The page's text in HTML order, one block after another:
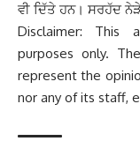
ਵੀ ਦਿੱਤੇ ਹਨ। ਸਰਹੱਦ
Disclaimer: This
purposes only.
represent the
nor any of its staff,